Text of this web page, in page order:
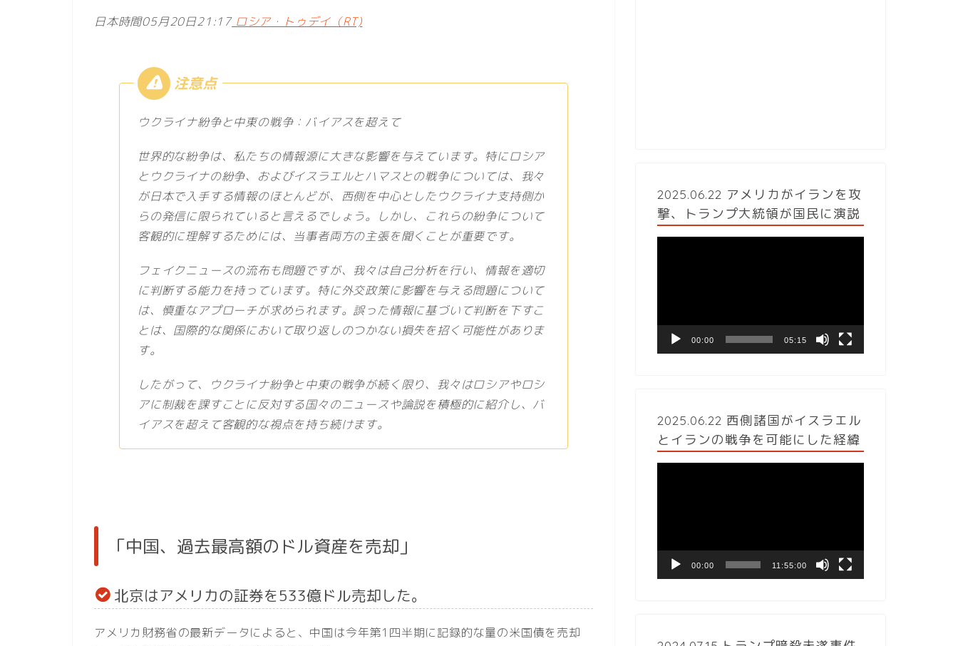
日本時間05月20日21:17ロシア・トゥデイ（RT)
ウクライナ紛争と中東の戦争：バイアスを超えて
世界的な紛争は、私たちの情報源に大きな影響を与えています。特にロシア
とウクライナの紛争、およびイスラエルとハマスとの戦争については、我々
が日本で入手する情報のほとんどが、西側を中心としたウクライナ支持側か
らの発信に限られていると言えるでしょう。しかし、これらの紛争について
客観的に理解するためには、当事者両方の主張を聞くことが重要です。
フェイクニュースの流布も問題ですが、我々は自己分析を行い、情報を適切
に判断する能力を持っています。特に外交政策に影響を与える問題について
は、慎重なアプローチが求められます。誤った情報に基づいて判断を下すこ
とは、国際的な関係において取り返しのつかない損失を招く可能性がありま
す。
したがって、ウクライナ紛争と中東の戦争が続く限り、我々はロシアやロシ
アに制裁を課すことに反対する国々のニュースや論説を積極的に紹介し、バ
イアスを超えて客観的な視点を持ち続けます。
「中国、過去最高額のドル資産を売却」
北京はアメリカの証券を533億ドル売却した。
アメリカ財務省の最新データによると、中国は今年第1四半期に記録的な量の米国債を売却
2025.06.22 アメリカがイランを攻
撃、トランプ大統領が国民に演説
ヤ
00:00 05:15
2025.06.22 西側諸国がイスラエル
とイランの戦争を可能にした経緯
ヤ
00:00 11:55:00